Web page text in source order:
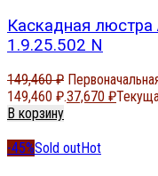
Каскадная люстра
1.9.25.502 N
149,460₽
149,460 ₽.37,670 ₽
В корзину
-45%Sold outHot